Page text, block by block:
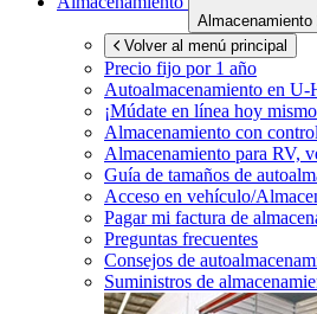
Almacenamiento
Volver al menú principal
Precio fijo por 1 año
Autoalmacenamiento en U-
¡Múdate en línea hoy
Almacenamiento con
Almacenamiento para RV,
Guía de tamaños de
Acceso en vehículo/
Pagar mi factura de
Preguntas frecuentes
Consejos de
Suministros de